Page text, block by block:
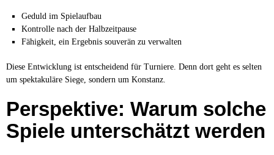
Geduld im Spielaufbau
Kontrolle nach der Halbzeitpause
Fähigkeit, ein Ergebnis souverän zu verwalten
Diese Entwicklung ist entscheidend für Turniere. Denn dort geht es selten
um spektakuläre Siege, sondern um Konstanz.
Perspektive: Warum solche
Spiele unterschätzt werden